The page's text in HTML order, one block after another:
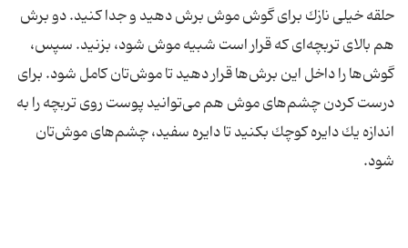
حلقه خیلی نازك برای گوش موش برش دهید و جدا كنید. دو برش
هم بالای تربچه‌ای كه قرار است شبیه موش شود، بزنید. سپس،
گوش‌ها را داخل این برش‌ها قرار دهید تا موش‌تان كامل شود. برای
درست كردن چشم‌های موش هم می‌توانید پوست روی تربچه را به
اندازه یك دایره كوچك بكنید تا دایره سفید، چشم‌های موش‌تان